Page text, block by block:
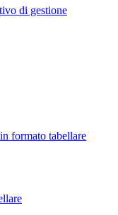
di gestione
formato tabellare